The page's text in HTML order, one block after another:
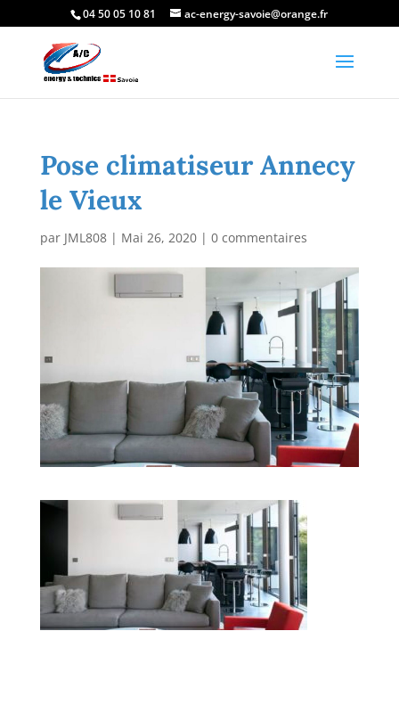
04 50 05 10 81 ac-energy-savoie@orange.fr
Pose climatiseur Annecy
le Vieux
par JML808| Mai 26, 2020| 0 commentaires